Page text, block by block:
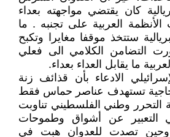
كان يقتضي مواجهته بعداء
العربية على تجنبه . ما
ستتخذ موقفا مغايرا وتكبح
التضامن الكلامي الى فعلي
ما يقابل العداء بعداء.
الادعاء بأن قذائف زنة
تستهدف عناصر حماس فقط
وطني الفلسطيني تناوبت
عن أشواق وطموحات
وحين تصدت للعدوان هبت في